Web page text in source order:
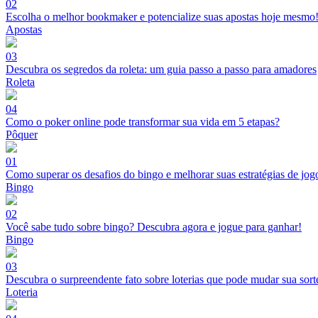
02
Escolha o melhor bookmaker e potencialize suas apostas hoje mesmo!
Apostas
03
Descubra os segredos da roleta: um guia passo a passo para amadores
Roleta
04
Como o poker online pode transformar sua vida em 5 etapas?
Pôquer
01
Como superar os desafios do bingo e melhorar suas estratégias de
Bingo
02
Você sabe tudo sobre bingo? Descubra agora e jogue para ganhar!
Bingo
03
Descubra o surpreendente fato sobre loterias que pode mudar sua
Loteria